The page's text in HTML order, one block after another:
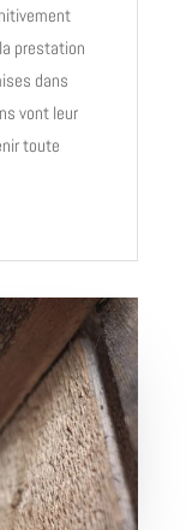
prestation
dans
vont leur
toute